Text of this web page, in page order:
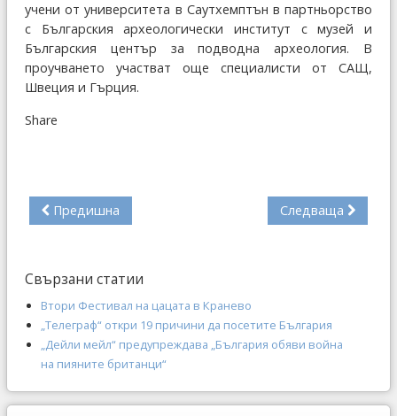
учени от университета в Саутхемптън в партньорство
с Българския археологически институт с музей и
Българския център за подводна археология. В
проучването участват още специалисти от САЩ,
Швеция и Гърция.
Share
Предишна Следваща
Свързани статии
Втори Фестивал на цацата в Кранево
„Телеграф“ откри 19 причини да посетите България
„Дейли мейл“ предупреждава „България обяви война
на пияните британци“